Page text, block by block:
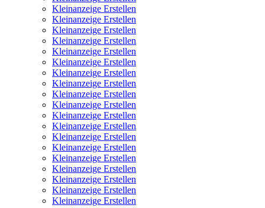
Kleinanzeige Erstellen
Kleinanzeige Erstellen
Kleinanzeige Erstellen
Kleinanzeige Erstellen
Kleinanzeige Erstellen
Kleinanzeige Erstellen
Kleinanzeige Erstellen
Kleinanzeige Erstellen
Kleinanzeige Erstellen
Kleinanzeige Erstellen
Kleinanzeige Erstellen
Kleinanzeige Erstellen
Kleinanzeige Erstellen
Kleinanzeige Erstellen
Kleinanzeige Erstellen
Kleinanzeige Erstellen
Kleinanzeige Erstellen
Kleinanzeige Erstellen
Kleinanzeige Erstellen